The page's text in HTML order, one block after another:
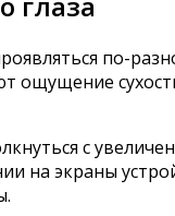
по-
ощущение
с
на экраны